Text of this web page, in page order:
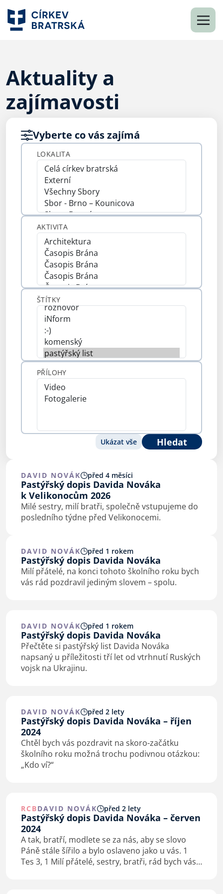
Aktuality a
zajímavosti
Vyberte co vás zajímá
LOKALITA
AKTIVITA
ŠTÍTKY
PŘÍLOHY
Ukázat vše Hledat
DAVID NOVÁK před 4 měsíci
Pastýřský dopis Davida Nováka
k Velikonocům 2026
Milé sestry, milí bratři, společně vstupujeme do
posledního týdne před Velikonocemi.
DAVID NOVÁK před 1 rokem
Pastýřský dopis Davida Nováka
Milí přátelé, na konci tohoto školního roku bych
vás rád pozdravil jediným slovem – spolu.
DAVID NOVÁK před 1 rokem
Pastýřský dopis Davida Nováka
Přečtěte si pastýřský list Davida Nováka
napsaný u příležitosti tří let od vtrhnutí Ruských
vojsk na Ukrajinu.
DAVID NOVÁK před 2 lety
Pastýřský dopis Davida Nováka – říjen
2024
Chtěl bych vás pozdravit na skoro-začátku
školního roku možná trochu podivnou otázkou:
„Kdo ví?“
RCBDAVID NOVÁK před 2 lety
Pastýřský dopis Davida Nováka – červen
2024
A tak, bratří, modlete se za nás, aby se slovo
Páně stále šířilo a bylo oslaveno jako u vás. 1
Tes 3, 1 Milí přátelé, sestry, bratři, rád bych vás